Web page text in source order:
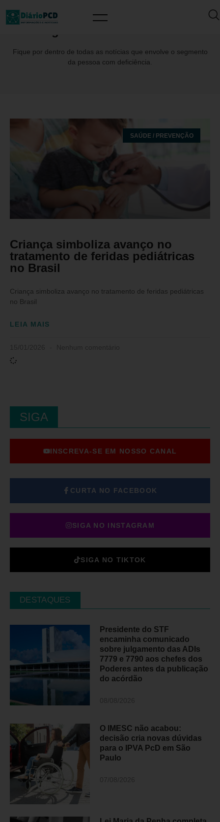
Fique por dentro de todas as notícias que envolve o segmento
da pessoa com deficiência.
SAÚDE / PREVENÇÃO
Criança simboliza avanço no
tratamento de feridas pediátricas
no Brasil
Criança simboliza avanço no tratamento de feridas pediátricas
no Brasil
LEIA MAIS
SIGA
INSCREVA-SE EM NOSSO CANAL
CURTA NO FACEBOOK
SIGA NO INSTAGRAM
SIGA NO TIKTOK
DESTAQUES
Presidente do STF
encaminha comunicado
sobre julgamento das ADIs
7779 e 7790 aos chefes dos
Poderes antes da publicação
do acórdão
O IMESC não acabou:
decisão cria novas dúvidas
para o IPVA PcD em São
Paulo